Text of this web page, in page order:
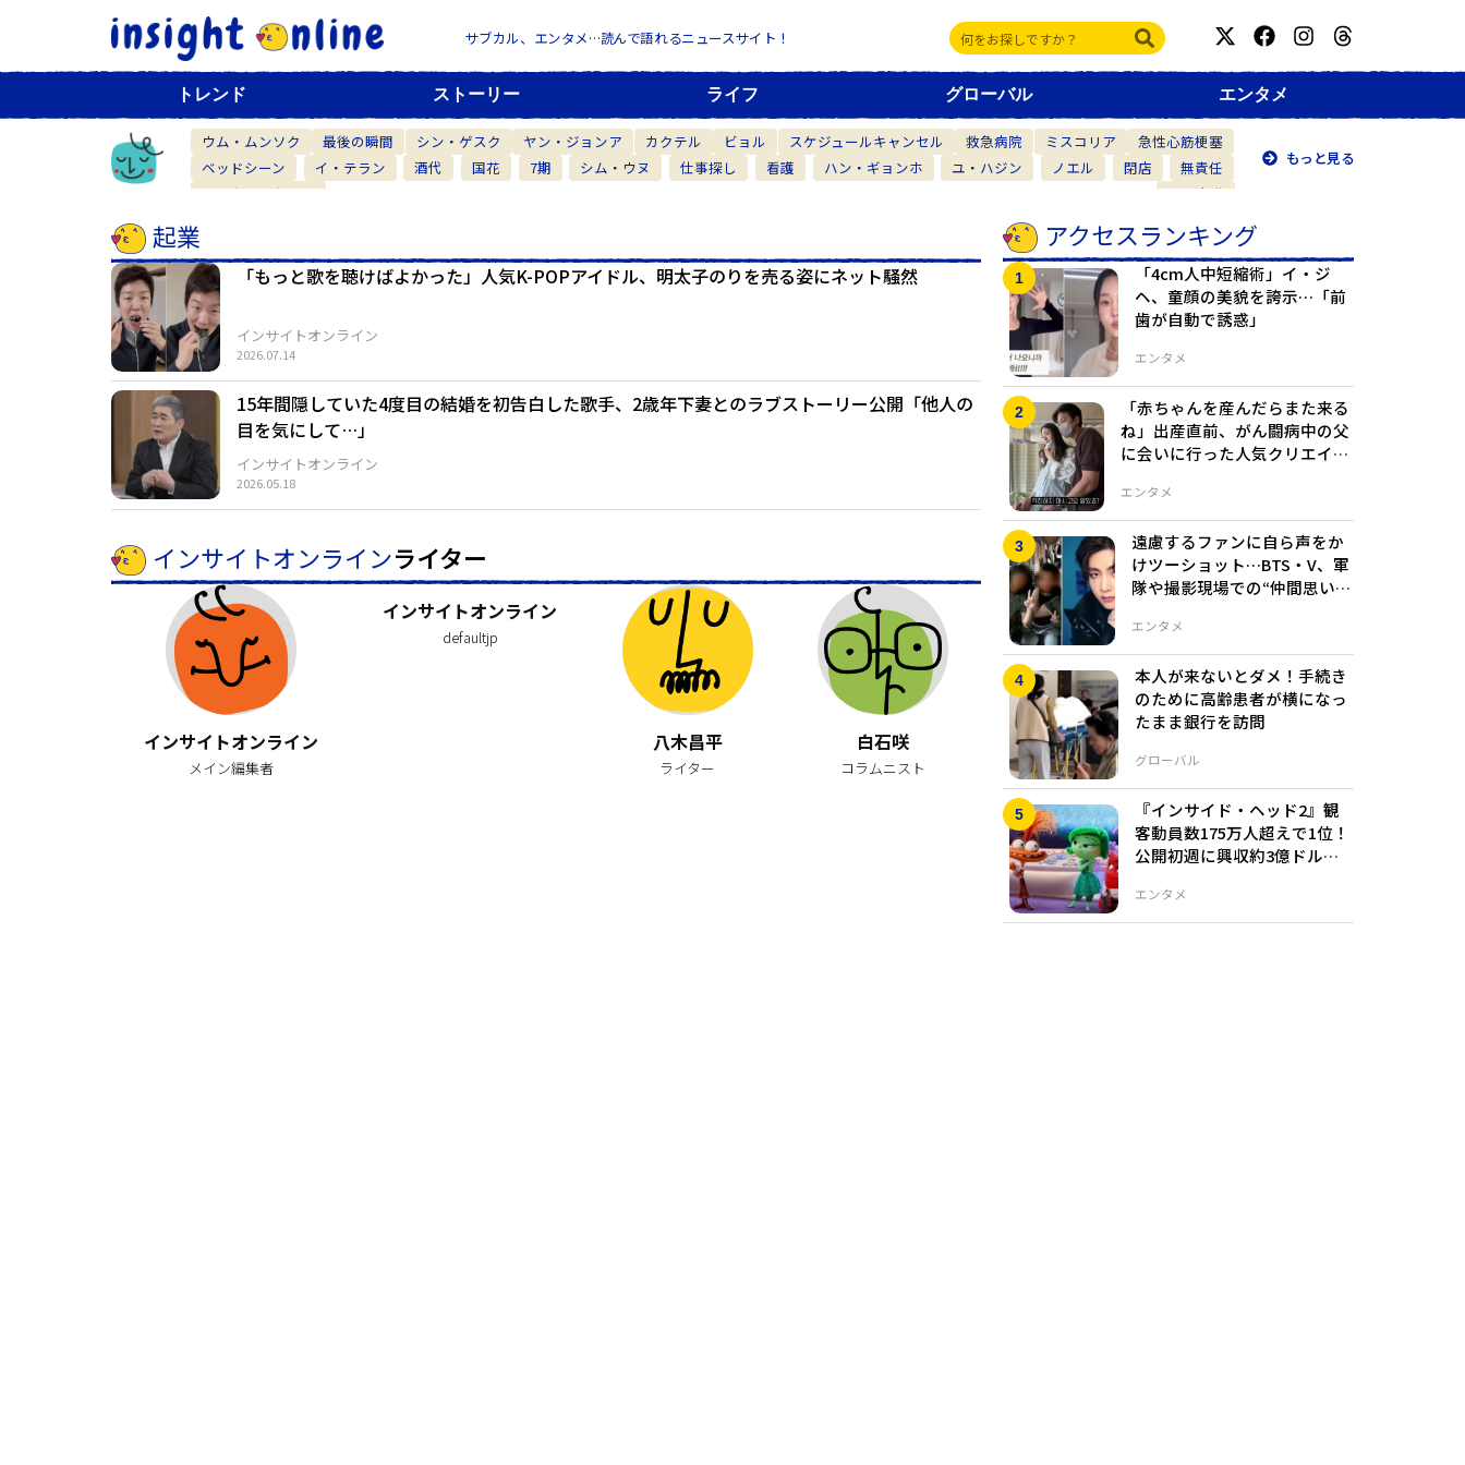
サブカル、エンタメ…読んで語れるニュースサイト！
トレンド ストーリー ライフ グローバル エンタメ
ウム・ムンソク 最後の瞬間 シン・ゲスク ヤン・ジョンア カクテル ビョル スケジュールキャンセル 救急病院 ミスコリア
急性心筋梗塞
ベッドシーン
イ・テラン 酒代 国花 7期 シム・ウヌ 仕事探し 看護 ハン・ギョンホ ユ・ハジン ノエル 閉店
無責任
ベーカリーカフェ
仲間意識
もっと見る
起業
「もっと歌を聴けばよかった」人気K-POPアイドル、明太子のりを売る姿にネット騒然
2026.07.14
インサイトオンライン
15年間隠していた4度目の結婚を初告白した歌手、2歳年下妻とのラブストーリー公開「他人の
目を気にして…」
2026.05.18
インサイトオンライン
インサイトオンラインライター
インサイトオンライン
メイン編集者
インサイトオンライン
defaultjp
八木昌平
ライター
白石咲
コラムニスト
アクセスランキング
エンタメ
「4cm人中短縮術」イ・ジ
ヘ、童顔の美貌を誇示…「前
歯が自動で誘惑」
エンタメ
「赤ちゃんを産んだらまた来る
ね」出産直前、がん闘病中の父
に会いに行った人気クリエイタ
エンタメ
遠慮するファンに自ら声をか
けツーショット…BTS・V、軍
隊や撮影現場での“仲間思いの
グローバル
本人が来ないとダメ！手続き
のために高齢患者が横になっ
たまま銀行を訪問
エンタメ
『インサイド・ヘッド2』観
客動員数175万人超えで1位！
公開初週に興収約3億ドルを